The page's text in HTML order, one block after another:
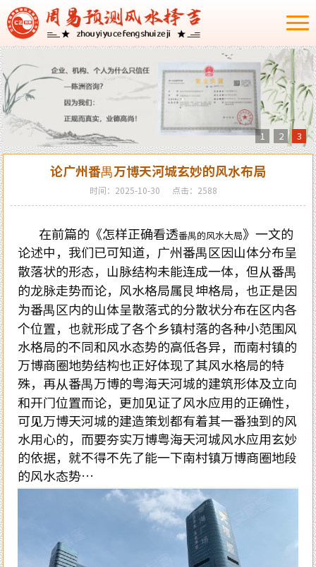
1 2 3
论广州番禺万博天河城玄妙的风水布局
时间：2025-10-30 点击：2588
在前篇的《怎样正确看透番禺的风水大局》一文的
论述中，我们已可知道，广州番禺区因山体分布呈
散落状的形态，山脉结构未能连成一体，但从番禺
的龙脉走势而论，风水格局属艮坤格局，也正是因
为番禺区内的山体呈散落式的分散状分布在区内各
个位置，也就形成了各个乡镇村落的各种小范围风
水格局的不同和风水态势的高低各异，而南村镇的
万博商圈地势结构也正好体现了其风水格局的特
殊，再从番禺万博的粤海天河城的建筑形体及立向
和开门位置而论，更加见证了风水应用的正确性，
可见万博天河城的建造策划都有着其一番独到的风
水用心的，而要夯实万博粤海天河城风水应用玄妙
的依据，就不得不先了能一下南村镇万博商圈地段
的风水态势…